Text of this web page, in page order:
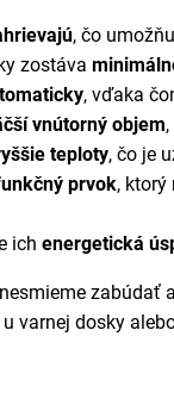
, čo
zostáva
, vďaka
vnútorný objem
teploty, čo je
prvok,
ich energetická
zabúdať
varnej dosky